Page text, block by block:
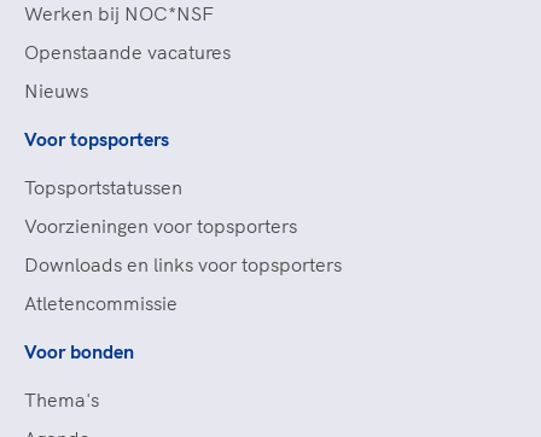
Werken bij NOC*NSF
Openstaande vacatures
Nieuws
Voor topsporters
Topsportstatussen
Voorzieningen voor topsporters
Downloads en links voor topsporters
Atletencommissie
Voor bonden
Thema's